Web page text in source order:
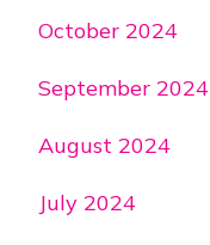
October 2024
September 2024
August 2024
July 2024